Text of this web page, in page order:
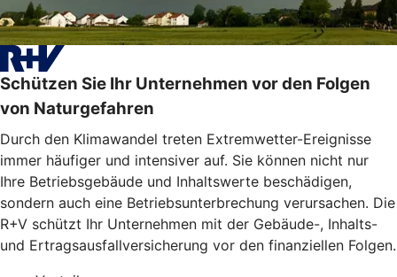
Schützen Sie Ihr Unternehmen vor den Folgen
von Naturgefahren
Durch den Klimawandel treten Extremwetter-Ereignisse
immer häufiger und intensiver auf. Sie können nicht nur
Ihre Betriebsgebäude und Inhaltswerte beschädigen,
sondern auch eine Betriebsunterbrechung verursachen. Die
R+V schützt Ihr Unternehmen mit der Gebäude-, Inhalts-
und Ertragsausfallversicherung vor den finanziellen Folgen.